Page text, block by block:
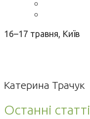
16–17 травня, Київ
Катерина Трачук
Останні статті